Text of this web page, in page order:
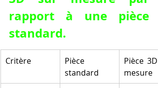
rapport à une pièce
standard.
Critère
Pièce
standard
Pièce 3D
mesure